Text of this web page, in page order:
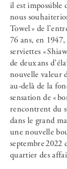
il est impossible
nous
Towel » de
76 ans, en
serviettes «
de deux ans
nouvelle valeur
au-delà de la
sensation de «
rencontrent du
dans le grand
une nouvelle
septembre
quartier des